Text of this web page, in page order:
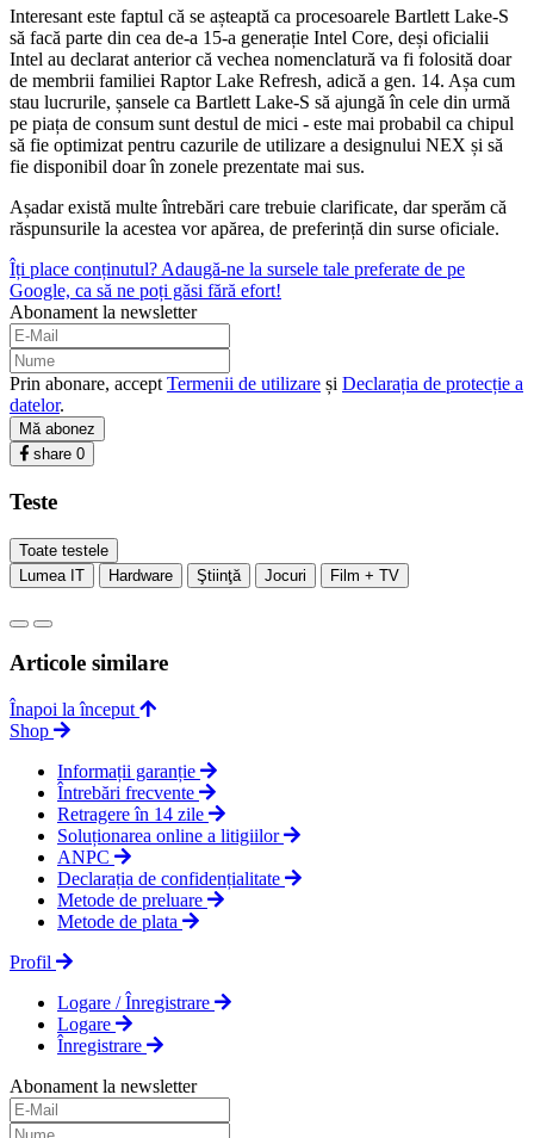
Interesant este faptul că se așteaptă ca procesoarele Bartlett Lake-S
să facă parte din cea de-a 15-a generație Intel Core, deși oficialii
Intel au declarat anterior că vechea nomenclatură va fi folosită doar
de membrii familiei Raptor Lake Refresh, adică a gen. 14. Așa cum
stau lucrurile, șansele ca Bartlett Lake-S să ajungă în cele din urmă
pe piața de consum sunt destul de mici - este mai probabil ca chipul
să fie optimizat pentru cazurile de utilizare a designului NEX și să
fie disponibil doar în zonele prezentate mai sus.
Așadar există multe întrebări care trebuie clarificate, dar sperăm că
răspunsurile la acestea vor apărea, de preferință din surse oficiale.
Îți place conținutul? Adaugă-ne la sursele tale preferate de pe
Google, ca să ne poți găsi fără efort!
Abonament la newsletter
Prin abonare, accept Termenii de utilizare și Declarația de protecție a
datelor.
Mă abonez
share 0
Teste
Toate testele
Lumea IT
Hardware Ştiinţă Jocuri Film + TV
Articole similare
Înapoi la început
Shop
Informații garanție
Întrebări frecvente
Retragere în 14 zile
Soluționarea online a litigiilor
ANPC
Declarația de confidențialitate
Metode de preluare
Metode de plata
Profil
Logare / Înregistrare
Logare
Înregistrare
Abonament la newsletter